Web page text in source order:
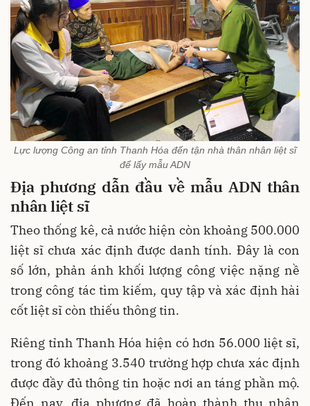
Lực lượng Công an tỉnh Thanh Hóa đến tận nhà thân nhân liệt sĩ
để lấy mẫu ADN
Địa phương dẫn đầu về mẫu ADN thân
nhân liệt sĩ
Theo thống kê, cả nước hiện còn khoảng 500.000
liệt sĩ chưa xác định được danh tính. Đây là con
số lớn, phản ánh khối lượng công việc nặng nề
trong công tác tìm kiếm, quy tập và xác định hài
cốt liệt sĩ còn thiếu thông tin.
Riêng tỉnh Thanh Hóa hiện có hơn 56.000 liệt sĩ,
trong đó khoảng 3.540 trường hợp chưa xác định
được đầy đủ thông tin hoặc nơi an táng phần mộ.
Đến nay, địa phương đã hoàn thành thu nhận